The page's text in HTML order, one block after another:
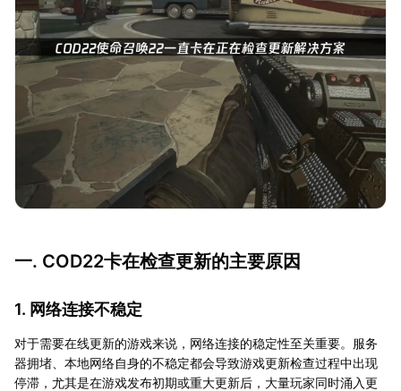
一. COD22卡在检查更新的主要原因
1. 网络连接不稳定
对于需要在线更新的游戏来说，网络连接的稳定性至关重要。服务
器拥堵、本地网络自身的不稳定都会导致游戏更新检查过程中出现
停滞，尤其是在游戏发布初期或重大更新后，大量玩家同时涌入更